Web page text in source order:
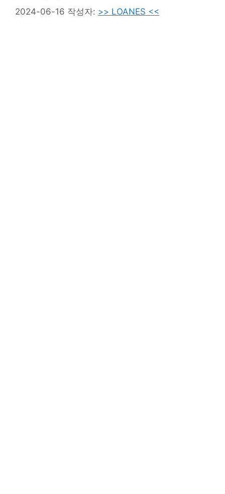
2024-06-16 작성자: >> LOANES <<